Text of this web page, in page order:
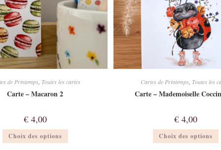
de Printemps, Toutes les cartes
Carte – Macaron 2
€4,00
Choix des options Ce
a
Cartes de Printemps Toutes les
Carte – Mademoiselle
€ 4,00
Choix des options Ce
a